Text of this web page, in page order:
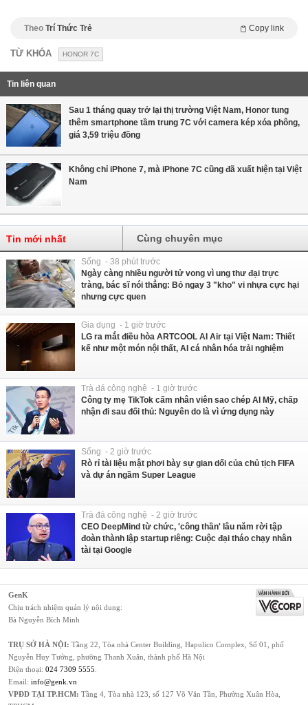
Theo Trí Thức Trẻ Copy link
TỪ KHÓA HONOR 7C
Tin liên quan
Sau 1 tháng quay trở lại thị trường Việt Nam, Honor tung
thêm smartphone tầm trung 7C với camera kép xóa phông,
giá 3,59 triệu đồng
Không chỉ iPhone 7, mà iPhone 7C cũng đã xuất hiện tại Việt
Nam
Tin mới nhất Cùng chuyên mục
Sống - 38 phút trước
Ngày càng nhiều người tử vong vì ung thư đại trực
tràng, bác sĩ nói thẳng: Bỏ ngay 3 "kho" vi nhựa cực hại
nhưng cực quen
Gia dụng - 1 giờ trước
LG ra mắt điều hòa ARTCOOL AI Air tại Việt Nam: Thiết
kế như một món nội thất, AI cá nhân hóa trải nghiệm
Trà đá công nghệ - 1 giờ trước
Công ty mẹ TikTok cấm nhân viên sao chép AI Mỹ, chấp
nhận đi sau đối thủ: Nguyên do là vì ứng dụng này
Sống - 2 giờ trước
Rò rỉ tài liệu mật phơi bày sự gian dối của chủ tịch FIFA
và dự án ngầm Super League
Trà đá công nghệ - 2 giờ trước
CEO DeepMind từ chức, 'công thần' lâu năm rời tập
đoàn thành lập startup riêng: Cuộc đại tháo chạy nhân
tài tại Google
GenK
Chịu trách nhiệm quản lý nội dung:
Bà Nguyễn Bích Minh
TRỤ SỞ HÀ NỘI: Tầng 22, Tòa nhà Center Building, Hapulico Complex, Số 01, phố
Nguyễn Huy Tưởng, phường Thanh Xuân, thành phố Hà Nội
Điện thoại: 024 7309 5555
Email: info@genk.vn
VPĐD TẠI TP.HCM: Tầng 4, Tòa nhà 123, số 127 Võ Văn Tần, Phường Xuân Hòa,